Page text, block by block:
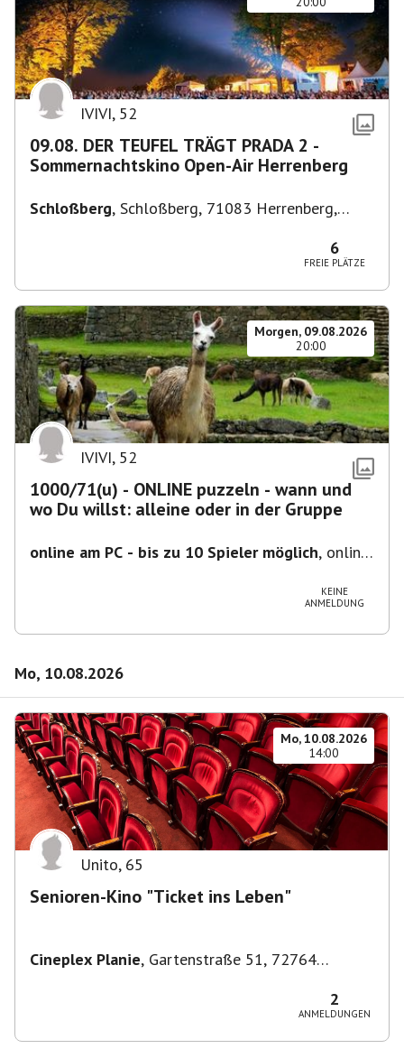
IVIVI, 52
09.08. DER TEUFEL TRÄGT PRADA 2 -
Sommernachtskino Open-Air Herrenberg
Schloßberg, Schloßberg, 71083 Herrenberg,
6
FREIE PLÄTZE
Morgen, 09.08.2026
20:00
IVIVI, 52
1000/71(u) - ONLINE puzzeln - wann und
wo Du willst: alleine oder in der Gruppe
online am PC - bis zu 10 Spieler möglich, online
KEINE
ANMELDUNG
Mo, 10.08.2026
Mo, 10.08.2026
14:00
Unito, 65
Senioren-Kino "Ticket ins Leben"
Cineplex Planie, Gartenstraße 51, 72764
2
ANMELDUNGEN